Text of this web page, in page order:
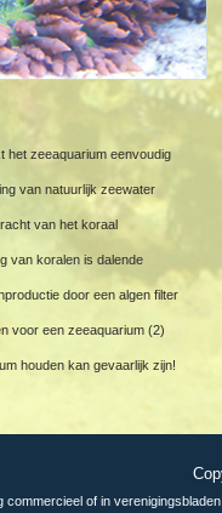
het zeeaquarium eenvoudig
van natuurlijk zeewater
van het koraal
van koralen is dalende
door een algen filter
voor een zeeaquarium (2)
houden kan gevaarlijk zijn!
commercieel of in